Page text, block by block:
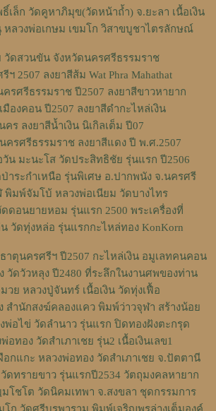
เล็ก วัดคูหาภิมุข(วัดหน้าถ้ำ) จ.ยะลา เนื้อเงิน
ลวงพ่อเกษม เขมโก วิสาขบูชาไตรลักษณ์
วัดสวนขัน จังหวัดนครศรีธรรมราช
2507 ลงยาสีส้ม Wat Phra Mahathat
รศรีธรรมราช ปี2507 ลงยาสีขาวหายาก
องคอน ปี2507 ลงยาสีดำกะไหล่เงิน
ร ลงยาสีน้ำเงิน นิเกิลเต็ม ปี07
ครศรีธรรมราช ลงยาสีแดง ปี พ.ศ.2507
น มะนะโส วัดประสิทธิชัย รุ่นแรก ปี2506
าระกำเหนือ รุ่นพิเศษ อ.ปากพนัง จ.นครศรี
พิมพ์จัมโบ้ หลวงพ่อเนียม วัดบางไทร
ดอนยายหอม รุ่นแรก 2500 พระเครื่องที่
วัดทุ่งหล่อ รุ่นแรกกะไหล่ทอง KonKorn
าตุนครศรีฯ ปี2507 กะไหล่เงิน อมูเลทคนคอน
วัดวัวหลุง ปี2480 ที่ระลึกในงานศพของท่าน
ย หลวงปู่จันทร์ เนื้อเงิน วัดทุ่งเฟื้อ
สำนักสงฆ์คลองแคว พิมพ์ว่าวจุฬา สร้างน้อย
พ่อไข่ วัดลำนาว รุ่นแรก ปิดทองฝังตะกรุด
อทอง วัดสำเภาเชย รุ่น2 เนื้อเงินเลข1
อกแกะ หลวงพ่อทอง วัดสำเภาเชย จ.ปัตตานี
ดทรายขาว รุ่นแรกปี2534 วัตถุมงคลหายาก
โชโต วัดนิคมเทพา จ.สงขลา ชุดกรรมการ
โก วัดศรีบูรพาราม พิมพ์เจริญพรล่างเต็มองค์